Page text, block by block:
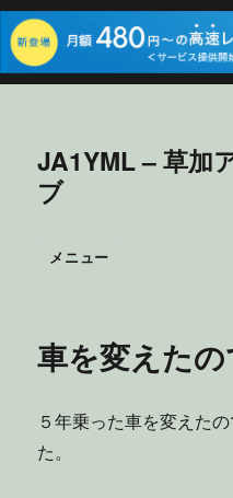
JA1YML – 草加
ブ
メニュー
車を変えたの
５年乗った車を変えた
た。